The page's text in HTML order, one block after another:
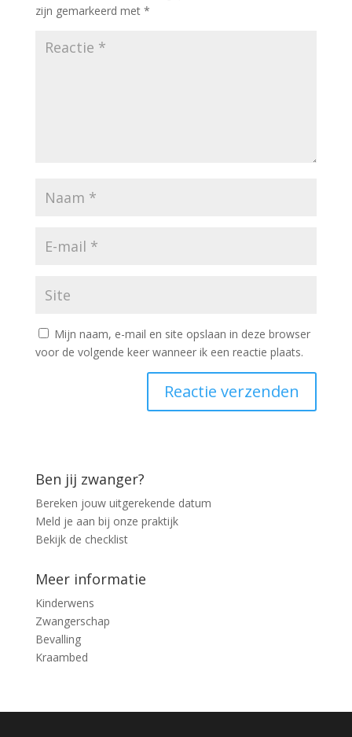
zijn gemarkeerd met *
Mijn naam, e-mail en site opslaan in deze browser
voor de volgende keer wanneer ik een reactie plaats.
Ben jij zwanger?
Bereken jouw uitgerekende datum
Meld je aan bij onze praktijk
Bekijk de checklist
Meer informatie
Kinderwens
Zwangerschap
Bevalling
Kraambed